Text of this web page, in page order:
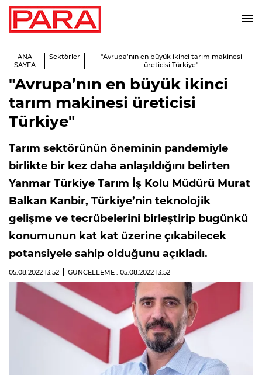
ANA
SAYFA
Sektörler
"Avrupa’nın en büyük ikinci tarım makinesi
üreticisi Türkiye"
"Avrupa’nın en büyük ikinci
tarım makinesi üreticisi
Türkiye"
Tarım sektörünün öneminin pandemiyle
birlikte bir kez daha anlaşıldığını belirten
Yanmar Türkiye Tarım İş Kolu Müdürü Murat
Balkan Kanbir, Türkiye’nin teknolojik
gelişme ve tecrübelerini birleştirip bugünkü
konumunun kat kat üzerine çıkabilecek
potansiyele sahip olduğunu açıkladı.
05.08.2022 13:52 GÜNCELLEME : 05.08.2022 13:52